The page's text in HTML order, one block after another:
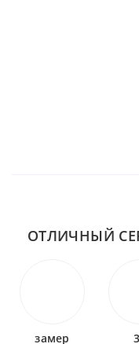
ОТЛИЧНЫЙ
замер